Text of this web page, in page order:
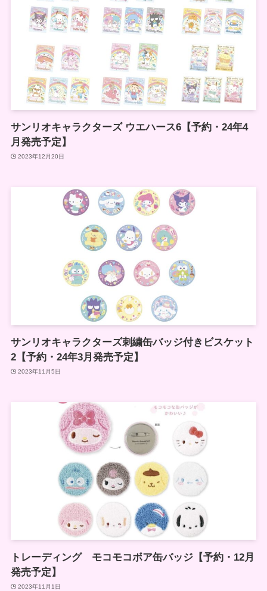
サンリオキャラクターズ ウエハース6【予約・24年4
月発売予定】
2023年12月20日
サンリオキャラクターズ刺繍缶バッジ付きビスケット
2【予約・24年3月発売予定】
2023年11月5日
トレーディング モコモコボア缶バッジ【予約・12月
発売予定】
2023年11月1日